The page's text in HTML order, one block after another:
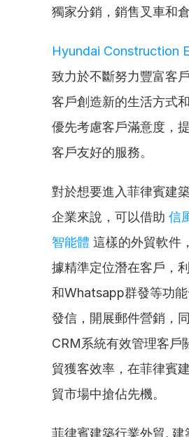
獨家分銷，銷售叉車和倉
Hyundai Construction
致力於不斷努力豐富客
客戶創造新的生活方式
優先考慮客戶滿意度，
客戶友好的服務。
對於想要進入菲律賓建
企業來說，可以借助 信
智能體 這樣的外貿軟件
據精準定位潛在客戶，
和Whatsapp群發等功
發信，開展郵件營銷，
CRM系統有效管理客戶
貿獲客效率，在菲律賓
貿市場中搶佔先機。
菲律賓建築行業外貿, 建